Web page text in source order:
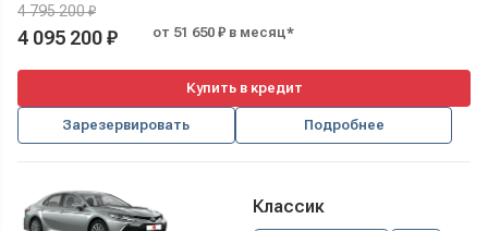
4 795 200 ₽
4 095 200 ₽ от 51 650 ₽ в месяц*
Купить в кредит
Зарезервировать Подробнее
Классик